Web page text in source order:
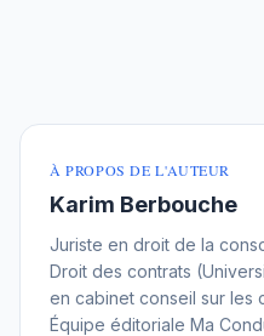
À PROPOS DE L'AUTEUR
Karim Berbouche
Juriste en droit de la
Droit des contrats
en cabinet conseil sur les
Équipe éditoriale Ma